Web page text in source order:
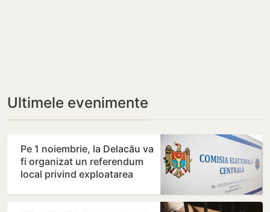
Ultimele evenimente
Pe 1 noiembrie, la Delacău va
fi organizat un referendum
local privind exploatarea